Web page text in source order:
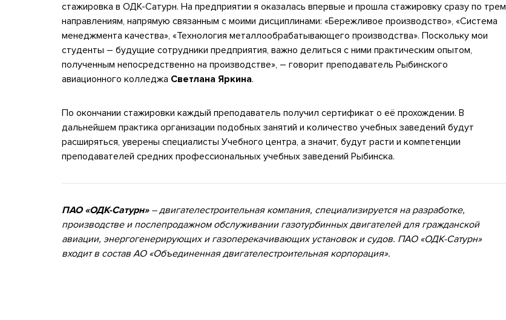
стажировка в ОДК-Сатурн. На предприятии я оказалась впервые и прошла стажировку сразу по трем
направлениям, напрямую связанным с моими дисциплинами: «Бережливое производство», «Система
менеджмента качества», «Технология металлообрабатывающего производства». Поскольку мои
студенты – будущие сотрудники предприятия, важно делиться с ними практическим опытом,
полученным непосредственно на производстве», – говорит преподаватель Рыбинского
авиационного колледжа Светлана Яркина.
По окончании стажировки каждый преподаватель получил сертификат о её прохождении. В
дальнейшем практика организации подобных занятий и количество учебных заведений будут
расширяться, уверены специалисты Учебного центра, а значит, будут расти и компетенции
преподавателей средних профессиональных учебных заведений Рыбинска.
ПАО «ОДК-Сатурн»– двигателестроительная компания, специализируется на разработке,
производстве и послепродажном обслуживании газотурбинных двигателей для гражданской
авиации, энергогенерирующих и газоперекачивающих установок и судов. ПАО «ОДК-Сатурн»
входит в состав АО «Объединенная двигателестроительная корпорация».